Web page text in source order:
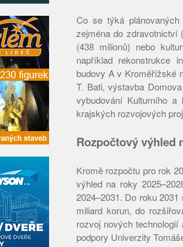
Co se týká
zejména do zdravotnictví
(438 milionů) nebo
například rekonstrukce
budovy A v Kroměřížské
T. Bati, výstavba
vybudování Kulturního
krajských rozvojových
Rozpočtový výhled
Kromě rozpočtu pro rok
výhled na roky
2024–2031. Do roku
miliard korun, do
rozvoj nových
podpory Univerzity